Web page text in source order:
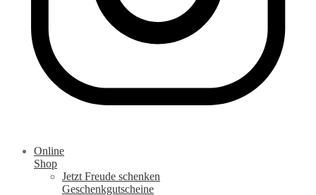
Online
Shop
Jetzt Freude schenken
Geschenkgutscheine